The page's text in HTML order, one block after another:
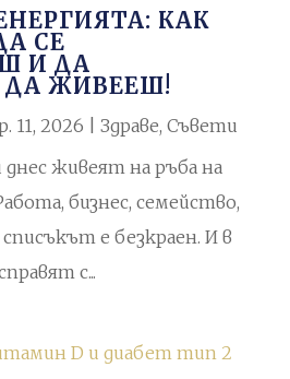
КАК
СЕ
И ДА
ЖИВЕЕШ!
11, 2026 Здраве, Съвети
живеят на ръба на
бизнес, семейство,
е безкраен. И в
с...